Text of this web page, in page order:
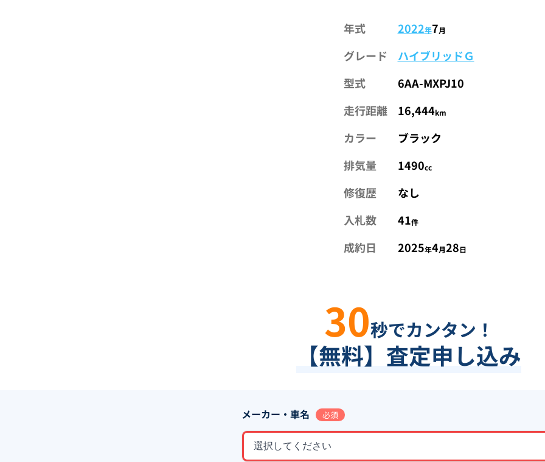
年式 2022年7月
グレード
ハイブリッドＧ
型式
6AA-MXPJ10
走行距離
16,444km
カラー
ブラック
排気量
1490cc
修復歴
なし
入札数
41件
成約日 2025年4月28日
30秒でカンタン！
【無料】査定申し込み
メーカー・車名 必須
選択してください